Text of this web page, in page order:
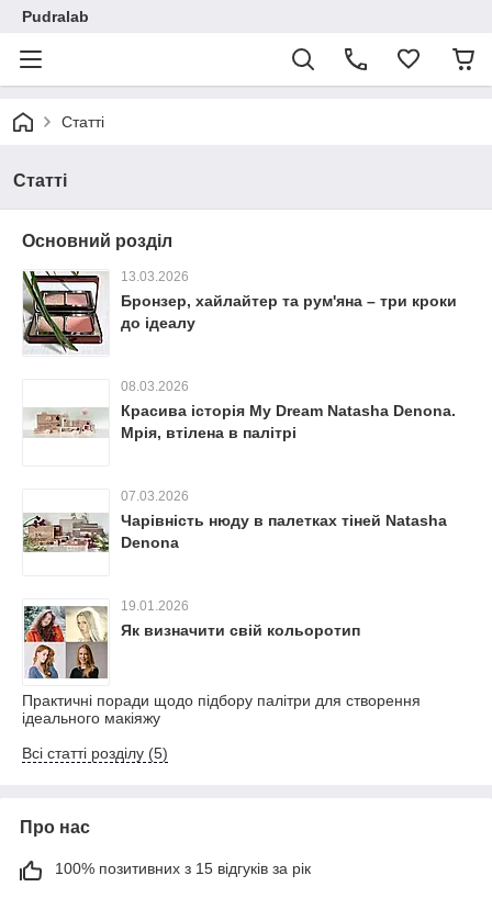
Pudralab
Статті
Статті
Основний розділ
13.03.2026
Бронзер, хайлайтер та рум'яна – три кроки
до ідеалу
08.03.2026
Красива історія My Dream Natasha Denona.
Мрія, втілена в палітрі
07.03.2026
Чарівність нюду в палетках тіней Natasha
Denona
19.01.2026
Як визначити свій кольоротип
Практичні поради щодо підбору палітри для створення
ідеального макіяжу
Всі статті розділу (5)
Про нас
100% позитивних з 15 відгуків за рік